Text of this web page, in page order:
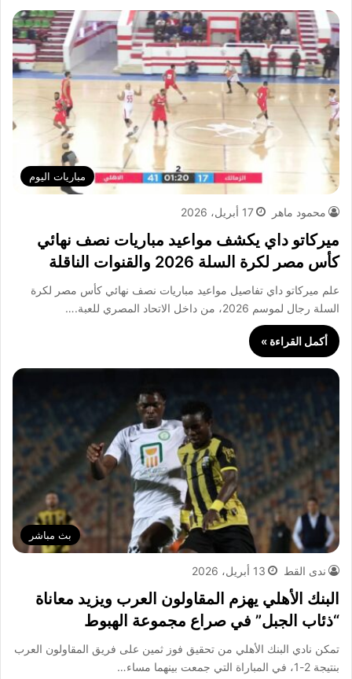
مباريات اليوم
محمود ماهر 17 أبريل، 2026
ميركاتو داي يكشف مواعيد مباريات نصف نهائي
كأس مصر لكرة السلة 2026 والقنوات الناقلة
علم ميركاتو داي تفاصيل مواعيد مباريات نصف نهائي كأس مصر لكرة
السلة رجال لموسم 2026، من داخل الاتحاد المصري للعبة.…
أكمل القراءة »
بث مباشر
ندى القط 13 أبريل، 2026
البنك الأهلي يهزم المقاولون العرب ويزيد معاناة
“ذئاب الجبل” في صراع مجموعة الهبوط
تمكن نادي البنك الأهلي من تحقيق فوز ثمين على فريق المقاولون العرب
بنتيجة 2-1، في المباراة التي جمعت بينهما مساء…